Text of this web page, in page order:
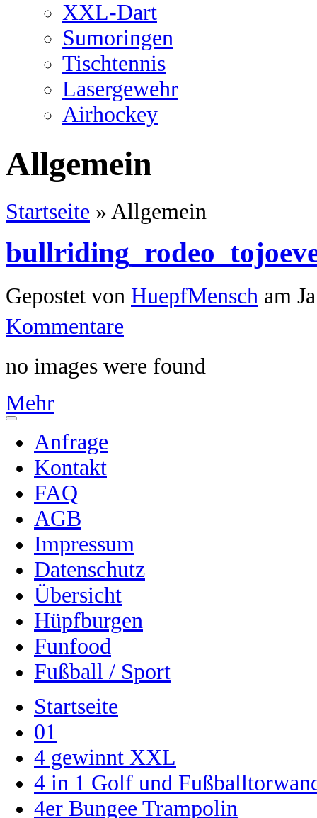
XXL-Dart
Sumoringen
Tischtennis
Lasergewehr
Airhockey
Allgemein
Startseite » Allgemein
Gepostet von HuepfMensch am
Kommentare
no images were found
Mehr
Anfrage
Kontakt
FAQ
AGB
Impressum
Datenschutz
Übersicht
Hüpfburgen
Funfood
Fußball / Sport
Startseite
01
4 gewinnt XXL
4 in 1 Golf und
4er Bungee Trampolin